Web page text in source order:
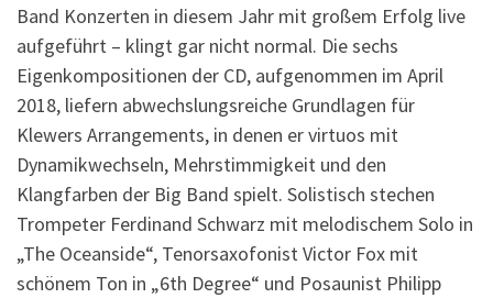
Band Konzerten in diesem Jahr mit großem Erfolg live
aufgeführt – klingt gar nicht normal. Die sechs
Eigenkompositionen der CD, aufgenommen im April
2018, liefern abwechslungsreiche Grundlagen für
Klewers Arrangements, in denen er virtuos mit
Dynamikwechseln, Mehrstimmigkeit und den
Klangfarben der Big Band spielt. Solistisch stechen
Trompeter Ferdinand Schwarz mit melodischem Solo in
„The Oceanside“, Tenorsaxofonist Victor Fox mit
schönem Ton in „6th Degree“ und Posaunist Philipp